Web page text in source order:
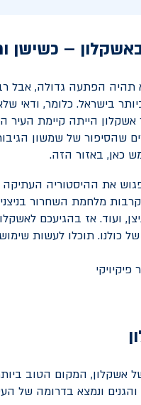
– כשישן
תהיה הפתעה גדולה, אבל
בישראל. כלומר, ודאי
אבל באזור אשקלון הייתה
שהסיפור של שמשון
כאן, באזור הזה.
את ההיסטוריה
מלחמת השחרור
ועוד. אז בהגיעכם
כולנו. תוכלו לעשות
אשקלון, המקום הטוב
ונמצא בדרומה של